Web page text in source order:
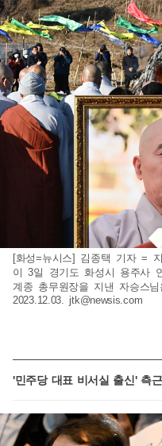
[화성=뉴시스] 김종택 기자 =
이 3일 경기도 화성시 용주사
계종 총무원장을 지낸 자승스
2023.12.03. jtk@newsis.com
'민주당 대표 비서실 출신' 측